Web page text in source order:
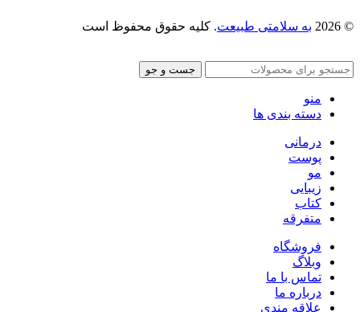
© 2026 به سلامتی طبیعت. کلیه حقوق محفوظ است
جست و جو
منو
دسته بندی ها
درمانی
پوست
مو
زیبایی
کتاب
متفرقه
فروشگاه
وبلاگ
تماس با ما
درباره ما
علاقه مندی